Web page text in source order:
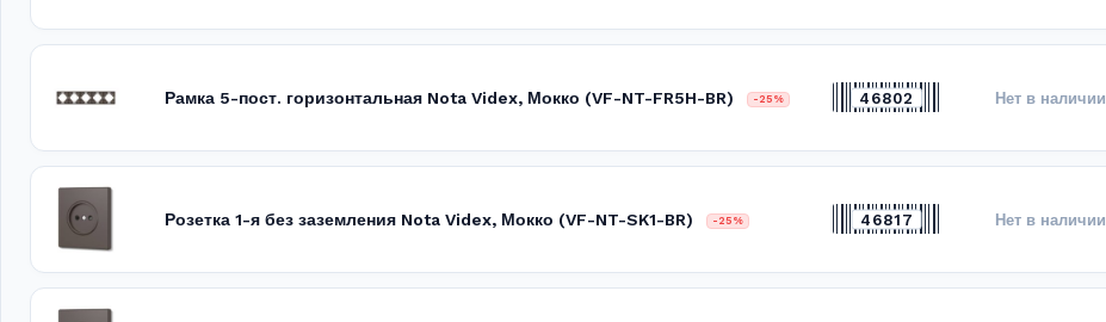
Рамка 5-пост. горизонтальная Nota Videx, Мокко (VF-NT-FR5H-BR) -25% 46802 Нет в наличии
Розетка 1-я без заземления Nota Videx, Мокко (VF-NT-SK1-BR) -25% 46817 Нет в наличии